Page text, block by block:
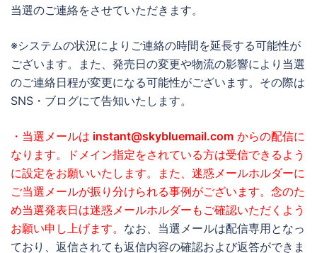
当選のご連絡をさせていただきます。
※システムの状況によりご連絡の時間を延長する可能性が
ございます。また、発売日の変更や物流の影響により当選
のご連絡日程が変更になる可能性がございます。その際は
SNS・ブログにて告知いたします。
・当選メールは instant@skybluemail.com からの配信に
なります。ドメイン指定をされている方は受信できるよう
に設定をお願いいたします。また、迷惑メールホルダーに
ご当選メールが振り分けられる事例がございます。念のた
め当選発表日は迷惑メールホルダーもご確認いただくよう
お願い申し上げます。 なお、当選メールは配信専用となっ
ており、返信されても返信内容の確認および返答ができま